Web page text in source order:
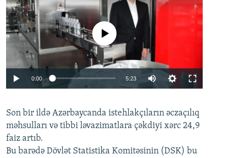
Auto 240p 360p 480p
720p 1080p
No media source currently available
0:00 5:23
360p
480p
720p
Son bir ildə Azərbaycanda istehlakçıların əczaçılıq
məhsulları və tibbi ləvazimatlara çəkdiyi xərc 24,9
faiz artıb.
Bu barədə Dövlət Statistika Komitəsinin (DSK) bu